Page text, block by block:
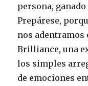
persona,
Prepárese,
nos adentramos
Brilliance, una
los simples
de emociones